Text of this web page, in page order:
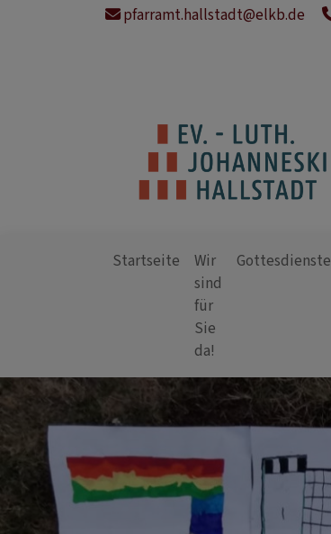
pfarramt.hallstadt@elkb.de
Hauptnavigation
Startseite
Wir
sind
für
Sie
da!
Gottesdienste